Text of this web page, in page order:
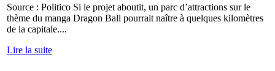
Source : Politico Si le projet aboutit, un parc d’attractions sur le
thème du manga Dragon Ball pourrait naître à quelques kilomètres
de la capitale....
Lire la suite